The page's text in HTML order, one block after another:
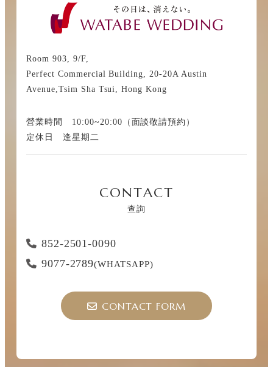
Room 903, 9/F,
Perfect Commercial Building, 20-20A Austin
Avenue,Tsim Sha Tsui, Hong Kong
營業時間 10:00~20:00（面談敬請預約）
定休日 逢星期二
CONTACT
查詢
852-2501-0090
9077-2789(WHATSAPP)
CONTACT FORM